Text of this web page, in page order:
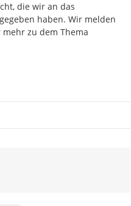
die wir an das
haben. Wir melden
zu dem Thema